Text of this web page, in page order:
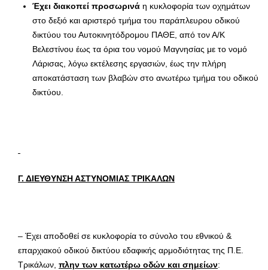
Έχει διακοπεί προσωρινά η κυκλοφορία των οχημάτων
στο δεξιό και αριστερό τμήμα του παράπλευρου οδικού
δικτύου του Αυτοκινητόδρομου ΠΑΘΕ, από τον Α/Κ
Βελεστίνου έως τα όρια του νομού Μαγνησίας με το νομό
Λάρισας, λόγω εκτέλεσης εργασιών, έως την πλήρη
αποκατάσταση των βλαβών στο ανωτέρω τμήμα του οδικού
δικτύου.
Γ. ΔΙΕΥΘΥΝΣΗ ΑΣΤΥΝΟΜΙΑΣ ΤΡΙΚΑΛΩΝ
– Έχει αποδοθεί σε κυκλοφορία το σύνολο του εθνικού &
επαρχιακού οδικού δικτύου εδαφικής αρμοδιότητας της Π.Ε.
Τρικάλων, πλην των κατωτέρω οδών και σημείων: